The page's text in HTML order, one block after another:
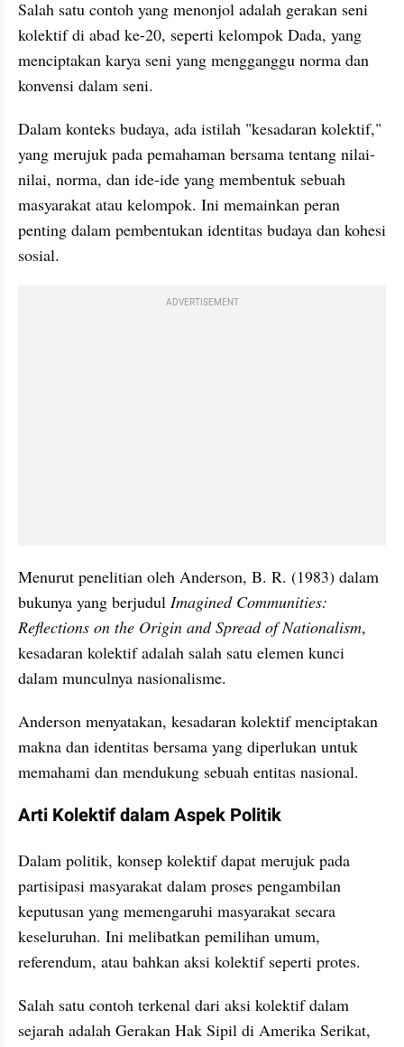
Salah satu contoh yang menonjol adalah gerakan seni
kolektif di abad ke-20, seperti kelompok Dada, yang
menciptakan karya seni yang mengganggu norma dan
konvensi dalam seni.
Dalam konteks budaya, ada istilah "kesadaran kolektif,"
yang merujuk pada pemahaman bersama tentang nilai-
nilai, norma, dan ide-ide yang membentuk sebuah
masyarakat atau kelompok. Ini memainkan peran
penting dalam pembentukan identitas budaya dan kohesi
sosial.
ADVERTISEMENT
Menurut penelitian oleh Anderson, B. R. (1983) dalam
bukunya yang berjudul Imagined Communities:
Reflections on the Origin and Spread of Nationalism,
kesadaran kolektif adalah salah satu elemen kunci
dalam munculnya nasionalisme.
Anderson menyatakan, kesadaran kolektif menciptakan
makna dan identitas bersama yang diperlukan untuk
memahami dan mendukung sebuah entitas nasional.
Arti Kolektif dalam Aspek Politik
Dalam politik, konsep kolektif dapat merujuk pada
partisipasi masyarakat dalam proses pengambilan
keputusan yang memengaruhi masyarakat secara
keseluruhan. Ini melibatkan pemilihan umum,
referendum, atau bahkan aksi kolektif seperti protes.
Salah satu contoh terkenal dari aksi kolektif dalam
sejarah adalah Gerakan Hak Sipil di Amerika Serikat,